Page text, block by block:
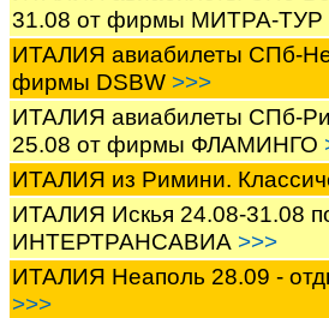
31.08 от фирмы МИТРА-ТУР
ИТАЛИЯ авиабилеты СПб-
фирмы DSBW >>>
ИТАЛИЯ авиабилеты СПб-
25.08 от фирмы ФЛАМИНГО
ИТАЛИЯ из Римини.
ИТАЛИЯ Искья 24.08-31.08
ИНТЕРТРАНСАВИА >>>
ИТАЛИЯ Неаполь 28.09 -
>>>